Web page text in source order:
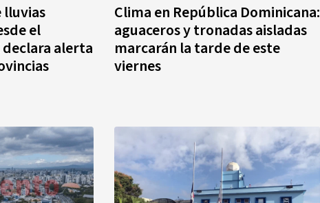
el
declara alerta
Clima en República Dominicana:
aguaceros y tronadas aisladas
marcarán la tarde de este
viernes